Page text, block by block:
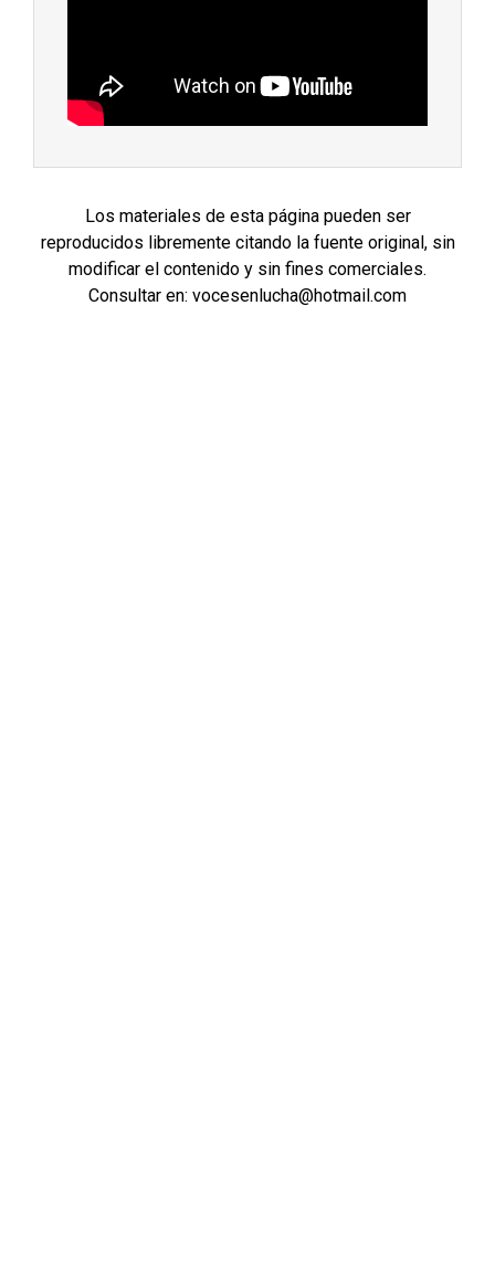
Los materiales de esta página pueden ser
reproducidos libremente citando la fuente original, sin
modificar el contenido y sin fines comerciales.
Consultar en: vocesenlucha@hotmail.com